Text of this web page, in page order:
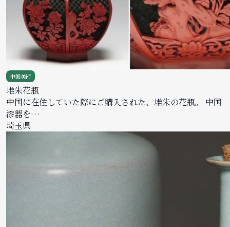
中国美術
堆朱花瓶
中国に在住していた際にご購入された、堆朱の花瓶。 中国
漆器を…
埼玉県